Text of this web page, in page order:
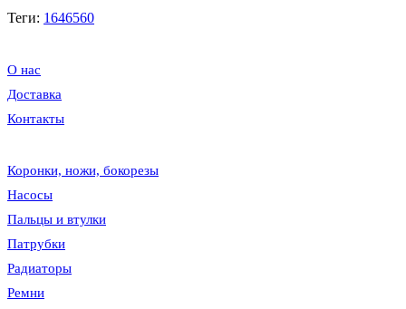
Теги: 1646560
О нас
Доставка
Контакты
Коронки, ножи, бокорезы
Насосы
Пальцы и втулки
Патрубки
Радиаторы
Ремни